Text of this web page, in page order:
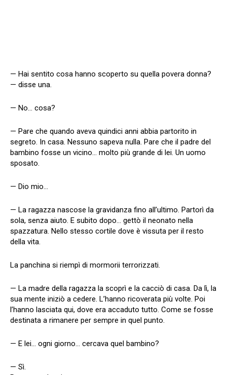
— Hai sentito cosa hanno scoperto su quella povera donna?
— disse una.
— No… cosa?
— Pare che quando aveva quindici anni abbia partorito in
segreto. In casa. Nessuno sapeva nulla. Pare che il padre del
bambino fosse un vicino… molto più grande di lei. Un uomo
sposato.
— Dio mio…
— La ragazza nascose la gravidanza fino all’ultimo. Partorì da
sola, senza aiuto. E subito dopo… gettò il neonato nella
spazzatura. Nello stesso cortile dove è vissuta per il resto
della vita.
La panchina si riempì di mormorii terrorizzati.
— La madre della ragazza la scoprì e la cacciò di casa. Da lì, la
sua mente iniziò a cedere. L’hanno ricoverata più volte. Poi
l’hanno lasciata qui, dove era accaduto tutto. Come se fosse
destinata a rimanere per sempre in quel punto.
— E lei… ogni giorno… cercava quel bambino?
— Sì.